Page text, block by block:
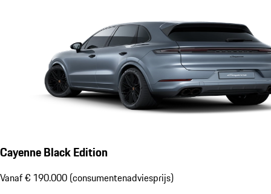
Cayenne Black Edition
Vanaf € 190.000 (consumentenadviesprijs)